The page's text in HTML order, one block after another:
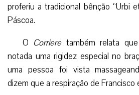
proferiu a tradicional bênção “Urbi
Páscoa.
O Corrieretambém relata
notada uma rigidez especial no
uma pessoa foi vista
dizem que a respiração de Francisco